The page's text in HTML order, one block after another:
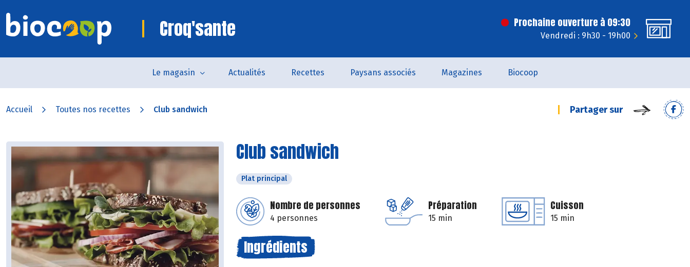
Croq'sante Prochaine ouverture à 09:30
Vendredi : 9h30 - 19h00
Le magasin Actualités Recettes Paysans associés Magazines Biocoop
Accueil Toutes nos recettes Club sandwich Partager sur
Club sandwich
Plat principal
Nombre de personnes
4 personnes
Préparation
15 min
Cuisson
15 min
Ingrédients